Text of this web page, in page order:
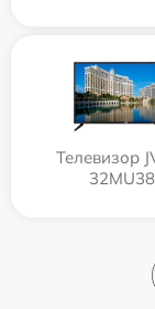
Телевизор